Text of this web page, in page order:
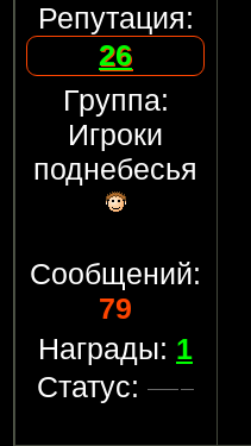
Репутация:
26
Группа:
Игроки
поднебесья
Сообщений:
79
Награды: 1
Статус: